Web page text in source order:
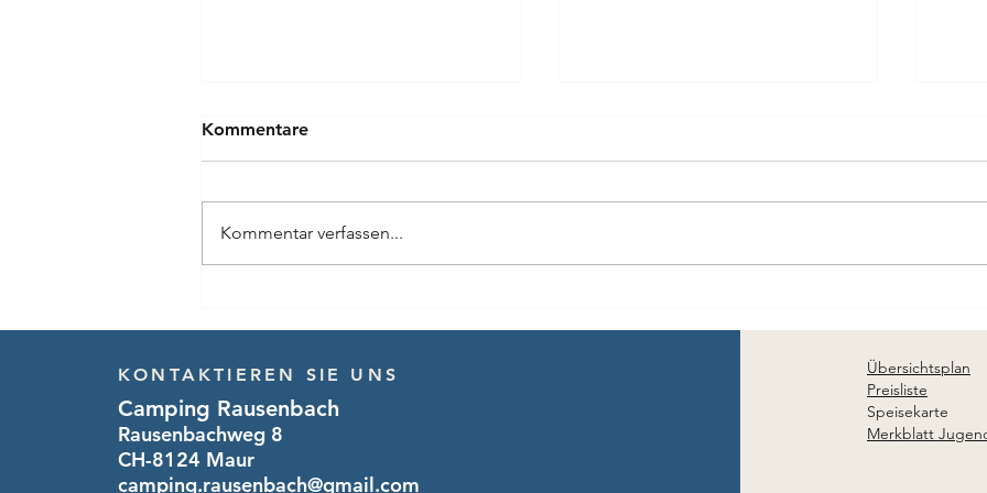
Camping Rausenbach
Kommentare
Kommentar verfassen...
KONTAKTIEREN SIE UNS
Camping Rausenbach
Rausenbachweg 8
CH-8124 Maur
camping.rausenbach@gmail.com
Übersichtsplan
Preisliste
Speisekarte
Merkblatt